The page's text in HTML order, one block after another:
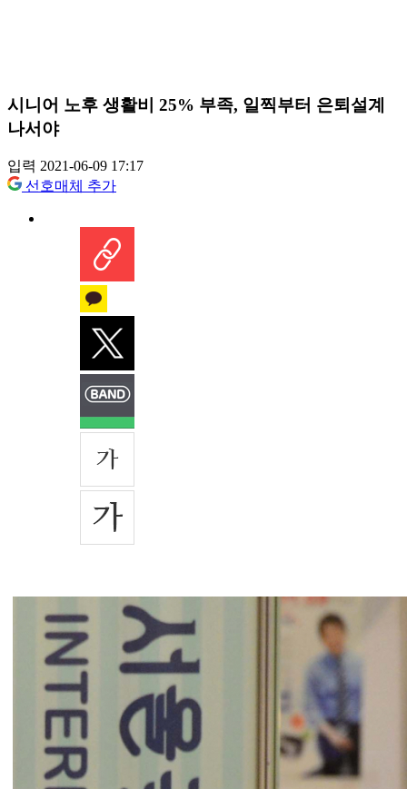
시니어 노후 생활비 25% 부족, 일찍부터 은퇴설계
나서야
입력 2021-06-09 17:17
선호매체 추가